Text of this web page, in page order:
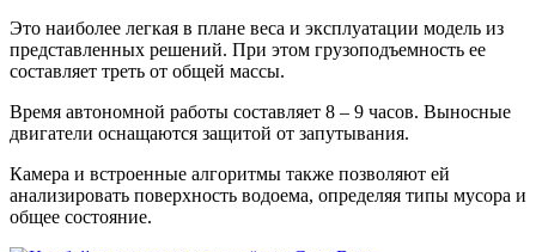
Это наиболее легкая в плане веса и эксплуатации модель из
представленных решений. При этом грузоподъемность ее
составляет треть от общей массы.
Время автономной работы составляет 8 – 9 часов. Выносные
двигатели оснащаются защитой от запутывания.
Камера и встроенные алгоритмы также позволяют ей
анализировать поверхность водоема, определяя типы мусора и
общее состояние.